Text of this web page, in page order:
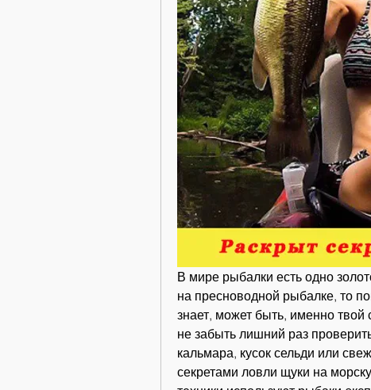
В мире рыбалки есть одно
на пресноводной рыбалке, то
знает, может быть, именно
не забыть лишний раз
кальмара, кусок сельди или
секретами ловли щуки на